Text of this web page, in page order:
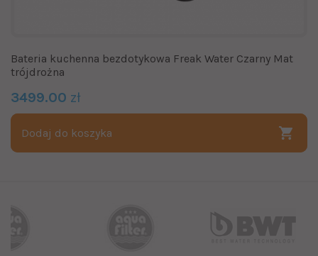
Bateria kuchenna bezdotykowa Freak Water Czarny Mat
trójdrożna
3499.00 zł
Dodaj do koszyka